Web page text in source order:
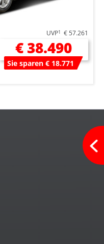
UVP1 € 57.261
€ 38.490
Sie sparen € 18.771